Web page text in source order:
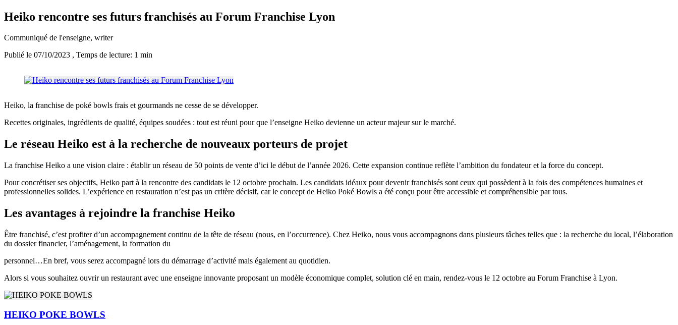
Heiko rencontre ses futurs franchisés au Forum Franchise Lyon
Communiqué de l'enseigne, writer
Publié le 07/10/2023 , Temps de lecture: 1 min
Heiko, la franchise de poké bowls frais et gourmands ne cesse de se développer.
Recettes originales, ingrédients de qualité, équipes soudées : tout est réuni pour que l’enseigne Heiko devienne un acteur majeur sur le marché.
Le réseau Heiko est à la recherche de nouveaux porteurs de projet
La franchise Heiko a une vision claire : établir un réseau de 50 points de vente d’ici le début de l’année 2026. Cette expansion continue reflète l’ambition du fondateur et la force du concept.
Pour concrétiser ses objectifs, Heiko part à la rencontre des candidats le 12 octobre prochain. Les candidats idéaux pour devenir franchisés sont ceux qui possèdent à la fois des compétences humaines et
professionnelles solides. L’expérience en restauration n’est pas un critère décisif, car le concept de Heiko Poké Bowls a été conçu pour être accessible et compréhensible par tous.
Les avantages à rejoindre la franchise Heiko
Être franchisé, c’est profiter d’un accompagnement continu de la tête de réseau (nous, en l’occurrence). Chez Heiko, nous vous accompagnons dans plusieurs tâches telles que : la recherche du local, l’élaboration
du dossier financier, l’aménagement, la formation du
personnel…En bref, vous serez accompagné lors du démarrage d’activité mais également au quotidien.
Alors si vous souhaitez ouvrir un restaurant avec une enseigne innovante proposant un modèle économique complet, solution clé en main, rendez-vous le 12 octobre au Forum Franchise à Lyon.
HEIKO POKE BOWLS